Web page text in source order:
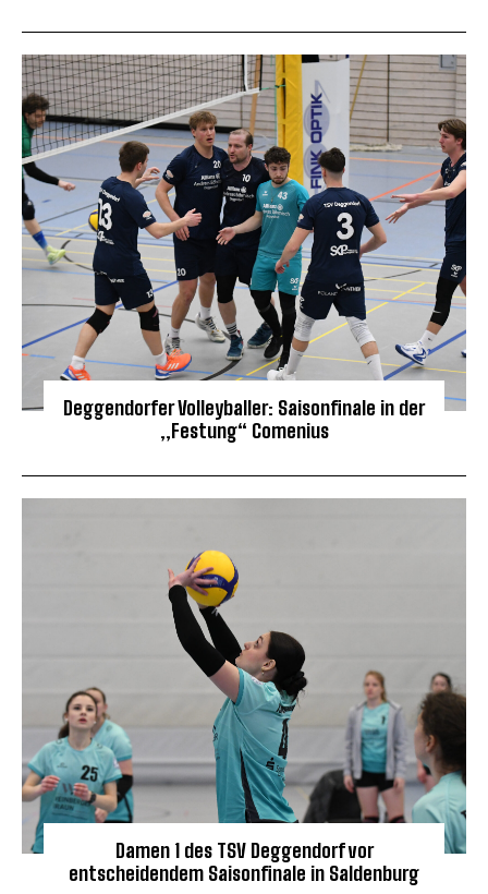
Deggendorfer Volleyballer: Saisonfinale in der
„Festung“ Comenius
Damen 1 des TSV Deggendorf vor
entscheidendem Saisonfinale in Saldenburg